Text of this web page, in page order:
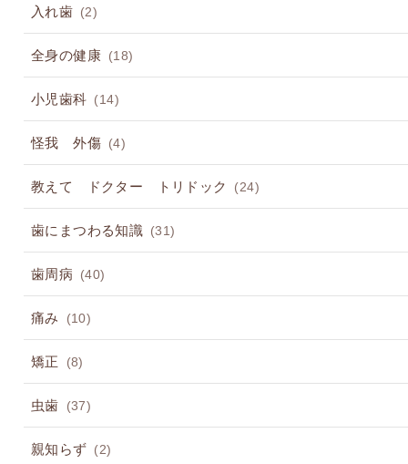
入れ歯 (2)
全身の健康 (18)
小児歯科 (14)
怪我 外傷 (4)
教えて ドクター トリドック (24)
歯にまつわる知識 (31)
歯周病 (40)
痛み (10)
矯正 (8)
虫歯 (37)
親知らず (2)